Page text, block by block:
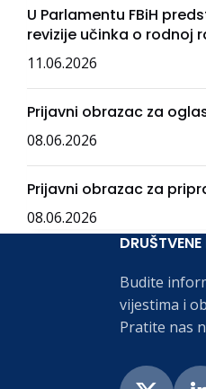
U Parlamentu FBiH
revizije učinka o rodnoj
11.06.2026
Prijavni obrazac za
08.06.2026
Prijavni obrazac za
08.06.2026
DRUŠTVENE
Budite
vijestima i
Pratite nas